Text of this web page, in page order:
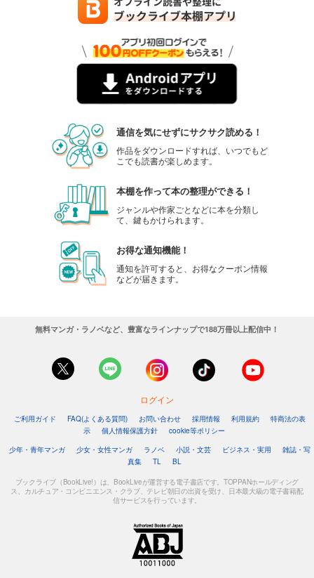
通信を気にせずにサクサク読める！
作品をダウンロードすれば、いつでもど
こでも読書が楽しめます。
本棚を作って本の整理ができる！
ジャンルや作家ごとなどに本を分類し
て、鍵もかけられます。
お得な通知機能！
通知を許可すると、お得なクーポン情報
などが届きます。
無料マンガ・ラノベなど、豊富なラインナップで188万冊以上配信中！
ログイン
ご利用ガイド FAQ(よくある質問) お問い合わせ 採用情報 利用規約
特商法の表
示
個人情報保護方針
cookie等ポリシー
少年・青年マンガ
少女・女性マンガ ラノベ 小説・文芸 ビジネス・実用
雑誌・写
真集
TL BL
ブックライブ（BookLive!）は、BookLiveが運営する電子書店です。TOPPANホールディング
ス、カルチュア・コンビニエンス・クラブ、テレビ朝日の出資を受け、日本最大級の電子書籍配
信サービスを行っています。